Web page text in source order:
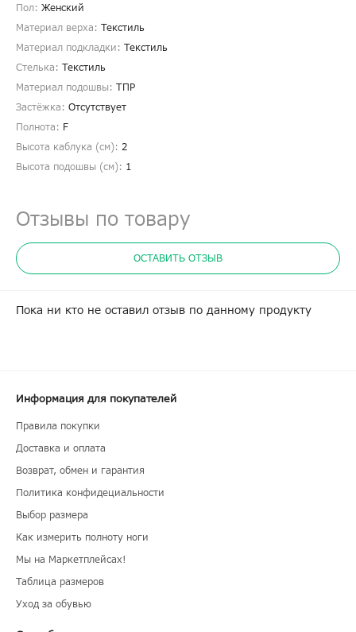
Пол: Женский
Материал верха: Текстиль
Материал подкладки: Текстиль
Стелька: Текстиль
Материал подошвы: ТПР
Застёжка: Отсутствует
Полнота: F
Высота каблука (см): 2
Высота подошвы (см): 1
Отзывы по товару
ОСТАВИТЬ ОТЗЫВ
Пока ни кто не оставил отзыв по данному продукту
Информация для покупателей
Правила покупки
Доставка и оплата
Возврат, обмен и гарантия
Политика конфидециальности
Выбор размера
Как измерить полноту ноги
Мы на Маркетплейсах!
Таблица размеров
Уход за обувью